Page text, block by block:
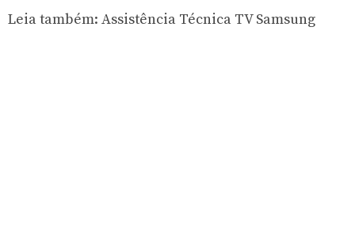
Leia também: Assistência Técnica TV Samsung